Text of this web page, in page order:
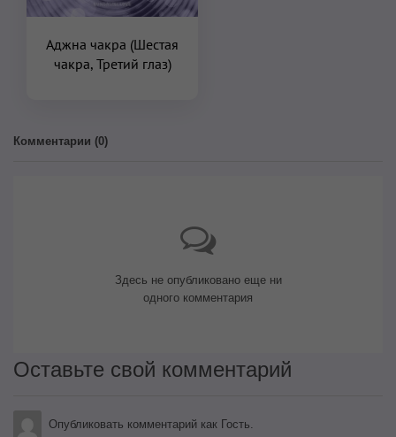
Аджна чакра (Шестая
чакра, Третий глаз)
Комментарии (0)
Здесь не опубликовано еще ни
одного комментария
Оставьте свой комментарий
Опубликовать комментарий как Гость.